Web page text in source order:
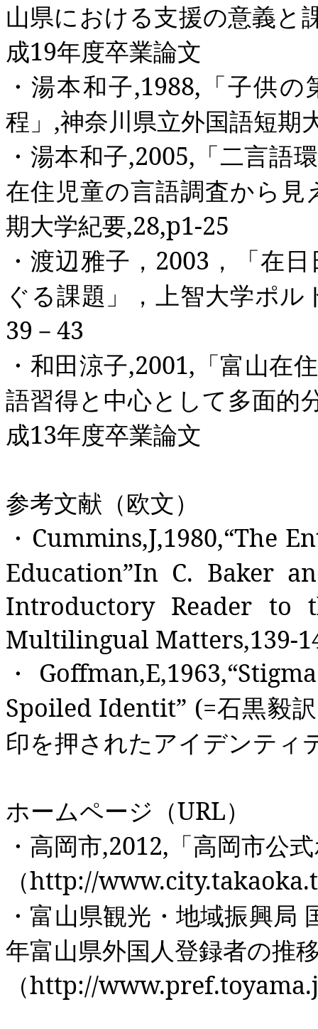
山県における支援の意義と
成19年度卒業論文
・湯本和子,1988, 「子供
程」 ,神奈川県立外国語短期
・湯本和子,2005, 「二言語
在住児童の言語調査から
期大学紀要,28,p1-25
・渡辺雅子， 2003 ，「在
ぐる課題」，上智大学ポ
39 －43
・和田涼子,2001, 「富山
語習得と中心として多面的
成13年度卒業論文
参考文献（欧文）
・ Cummins,J,1980,“The
Education”In C. Baker
Introductory Reader to
Multilingual Matters,139-
・ Goffman,E,1963,“
Spoiled Identit” (=石黒毅訳
印を押されたアイデンテ
ホームページ（URL）
・高岡市,2012, 「高岡市公
（http://
・富山県観光・地域振興局
年富山県外国人登録者の推
（http://